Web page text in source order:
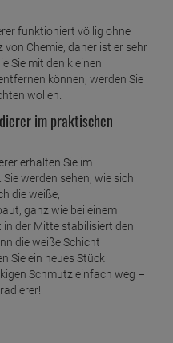
funktioniert völlig ohne
Chemie, daher ist er sehr
Sie mit den kleinen
können, werden Sie
wollen.
im praktischen
erhalten Sie im
werden sehen, wie sich
die weiße,
ganz wie bei einem
in der Mitte stabilisiert den
die weiße Schicht
Sie ein neues Stück
Schmutz einfach weg –